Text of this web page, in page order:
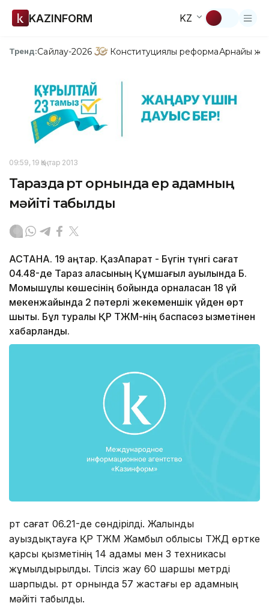
KAZINFORM KZ
Тренд:Сайлау-2026 Конституциялық реформаАрнайы
09:59, 19 Қаңтар 2013
Таразда өрт орнында ер адамның
мәйіті табылды
АСТАНА. 19 қаңтар. ҚазАқпарат - Бүгін түнгі сағат
04.48-де Тараз қаласының Құмшағыл ауылында Б.
Момышұлы көшесінің бойында орналасқан 18 үй
мекенжайында 2 пәтерлі жекеменшік үйден өрт
шықты. Бұл туралы ҚР ТЖМ-нің баспасөз қызметінен
хабарланды.
Өрт сағат 06.21-де сөндірілді. Жалынды
ауыздықтауға ҚР ТЖМ Жамбыл облысы ТЖД өртке
қарсы қызметінің 14 адамы мен 3 техникасы
жұмылдырылды. Тілсіз жау 60 шаршы метрді
шарпыды. Өрт орнында 57 жастағы ер адамның
мәйіті табылды.